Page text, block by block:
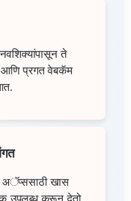
ते
आणि प्रगत वेबकॅम
अॅप्ससाठी खास
उपलब्ध करून देतो,